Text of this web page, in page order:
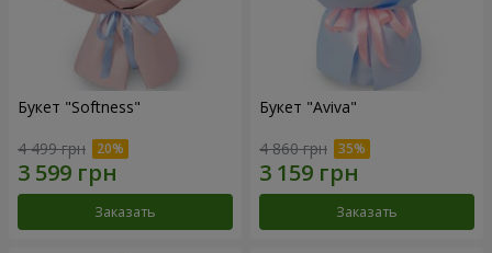
Букет "Softness"
4 499 грн
Заказать
Букет "Aviva"
4 860 грн
Заказать